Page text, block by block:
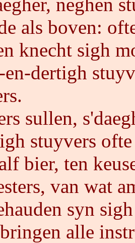
als boven:
knecht sigh
dertigh
sullen,
stuyvers
bier, ten
van wat
syn
alle